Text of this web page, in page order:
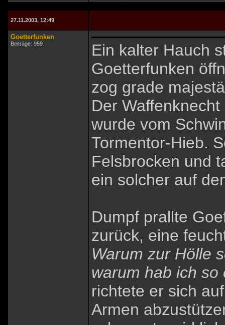
27.11.2003, 12:49
Goetterfunken
Beiträge: 959
Ein kalter Hauch
Goetterfunken
zog grade
Der
wurde vom
Tormentor-Hieb.
Felsbrocken und
ein solcher auf
Dumpf prallte
zurück, eine
Warum zur Hölle
warum hab ich so
richtete er sich
Armen